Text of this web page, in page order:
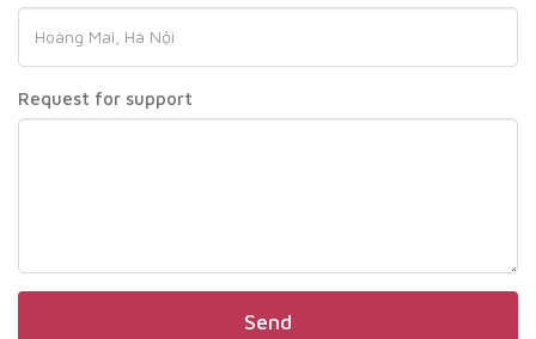
Request for support